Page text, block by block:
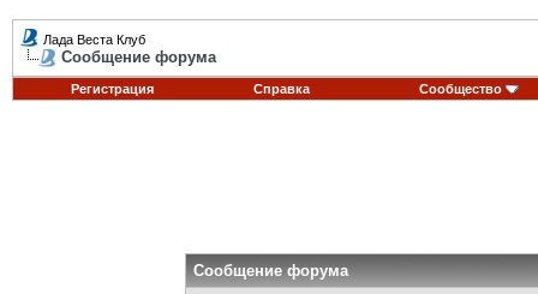
Лада Веста Клуб
Сообщение форума
Регистрация Справка Сообщество
Сообщение форума